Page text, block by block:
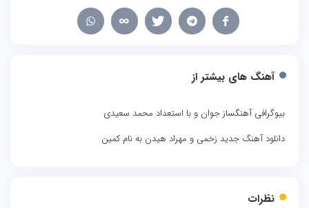
آهنگ های بیشتر از
بیوگرافی آهنگساز جوان و با استعداد محمد سعیدی
دانلود آهنگ جدید زخمی و مهراد هیدن به نام کمین
نظرات